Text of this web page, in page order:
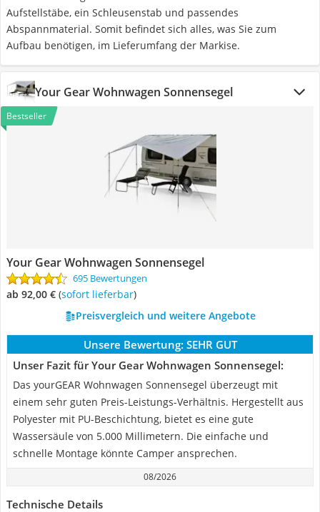
Aufstellstäbe, ein Schleusenstab und passendes
Abspannmaterial. Somit befindet sich alles, was Sie zum
Aufbau benötigen, im Lieferumfang der Markise.
Your Gear Wohnwagen Sonnensegel
Bestseller
Your Gear Wohnwagen Sonnensegel
695 Bewertungen
ab 92,00 € ( Sofort lieferbar)
Preisvergleich und weitere Angebote
Unsere Bewertung: SEHR GUT
Unser Fazit für Your Gear Wohnwagen Sonnensegel:
Das yourGEAR Wohnwagen Sonnensegel überzeugt mit
einem sehr guten Preis-Leistungs-Verhältnis. Hergestellt aus
Polyester mit PU-Beschichtung, bietet es eine gute
Wassersäule von 5.000 Millimetern. Die einfache und
schnelle Montage könnte Camper ansprechen.
08/2026
Technische Details